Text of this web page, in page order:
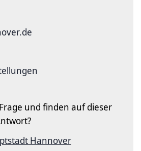
und finden auf dieser
Hannover